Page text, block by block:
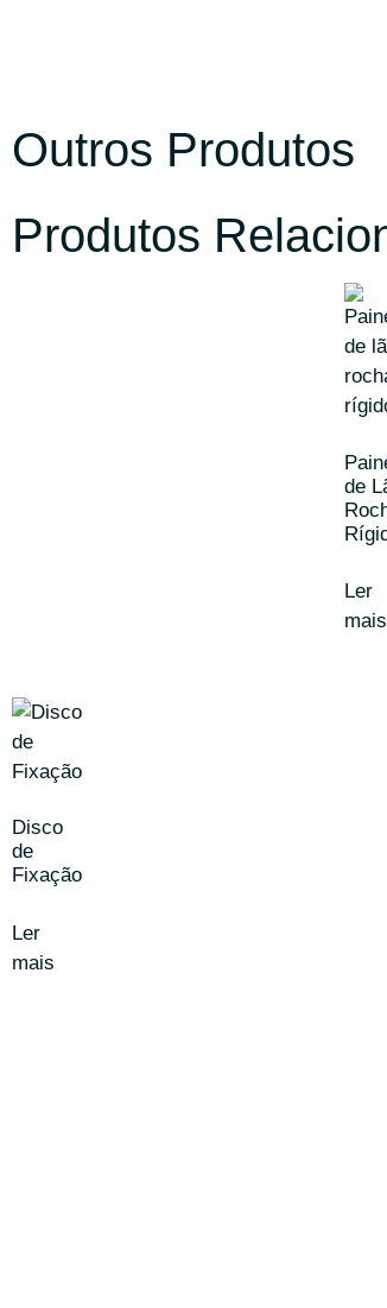
Outros Produtos
Produtos
de
Ler
mais
Disco
de
Fixação
Ler
mais